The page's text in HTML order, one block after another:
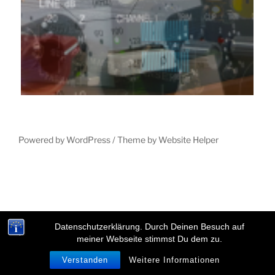
Datenschutzerklärung. Durch Deinen Besuch auf
meiner Webseite stimmst Du dem zu.
Verstanden Weitere Informationen
Powered by WordPress /Theme by Website Helper